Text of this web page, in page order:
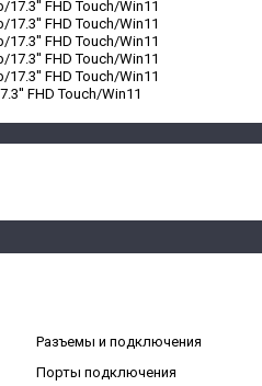
FHD Touch/Win11
Разъемы и подключения
Порты подключения